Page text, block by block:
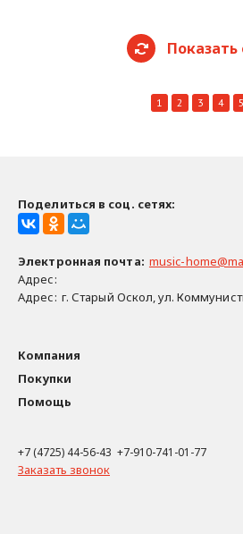
1 2 3 4 5
Поделиться в соц. сетях:
Электронная почта: music-
Адрес:
Адрес: г. Старый Оскол, ул.
Компания
Покупки
Помощь
+7 (4725) 44-56-43 +7-910-741-01-77
Заказать звонок